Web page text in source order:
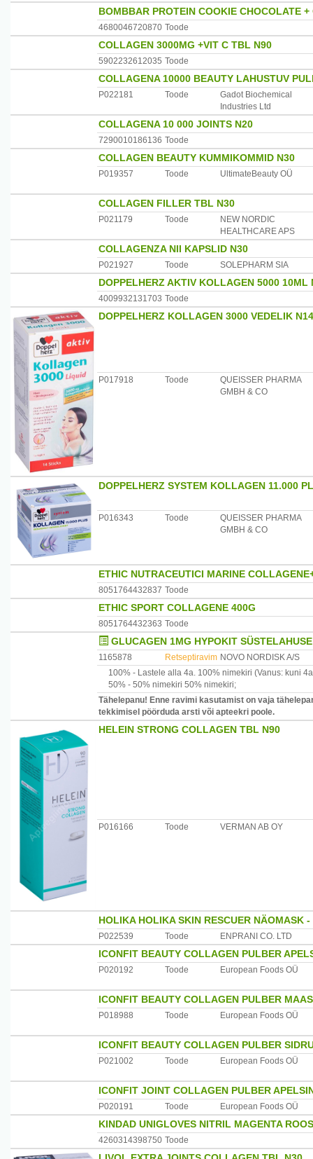
BOMBBAR PROTEIN COOKIE CHOCOLATE
4680046720870 Toode
COLLAGEN 3000MG +VIT C TBL N90
5902232612035 Toode
COLLAGENA 10000 BEAUTY LAHUSTUV
P022181 Toode
Gadot Biochemical
Industries Ltd
COLLAGENA 10 000 JOINTS N20
7290010186136 Toode
COLLAGEN BEAUTY KUMMIKOMMID N30
P019357 Toode UltimateBeauty OÜ
COLLAGEN FILLER TBL N30
P021179 Toode
NEW NORDIC
HEALTHCARE APS
COLLAGENZA NII KAPSLID N30
P021927 Toode SOLEPHARM SIA
DOPPELHERZ AKTIV KOLLAGEN 5000 10ML
4009932131703 Toode
DOPPELHERZ KOLLAGEN 3000 VEDELIK N14
P017918 Toode
QUEISSER PHARMA
GMBH & CO
DOPPELHERZ SYSTEM KOLLAGEN 11.000
P016343 Toode
QUEISSER PHARMA
GMBH & CO
ETHIC NUTRACEUTICI MARINE
8051764432837 Toode
ETHIC SPORT COLLAGENE 400G
8051764432363 Toode
GLUCAGEN 1MG HYPOKIT
1165878 Retseptiravim NOVO NORDISK A/S
100% - Lastele alla 4a. 100% nimekiri (Vanus: kuni
50% - 50% nimekiri 50% nimekiri;
Tähelepanu! Enne ravimi kasutamist on vaja
tekkimisel pöörduda arsti või apteekri poole.
HELEIN STRONG COLLAGEN TBL N90
P016166 Toode VERMAN AB OY
HOLIKA HOLIKA SKIN RESCUER NÄOMASK
P022539 Toode ENPRANI CO. LTD
ICONFIT BEAUTY COLLAGEN PULBER
P020192 Toode European Foods OÜ
ICONFIT BEAUTY COLLAGEN PULBER
P018988 Toode European Foods OÜ
ICONFIT BEAUTY COLLAGEN PULBER
P021002 Toode European Foods OÜ
ICONFIT JOINT COLLAGEN PULBER
P020191 Toode European Foods OÜ
KINDAD UNIGLOVES NITRIL MAGENTA
4260314398750 Toode